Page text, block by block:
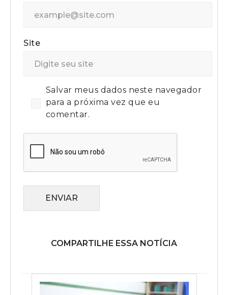
Site
Salvar meus dados neste navegador
para a próxima vez que eu
comentar.
ENVIAR
COMPARTILHE ESSA NOTÍCIA